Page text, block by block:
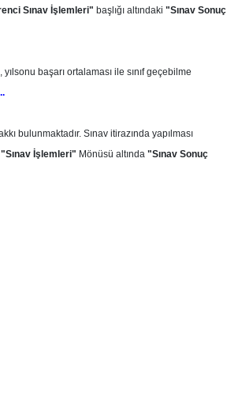
Sınav İşlemleri" başlığı altındaki "Sınav Sonuç
başarı ortalaması ile sınıf geçebilme
kkı bulunmaktadır. Sınav itirazında yapılması
"Sınav İşlemleri" Mönüsü altında "Sınav Sonuç